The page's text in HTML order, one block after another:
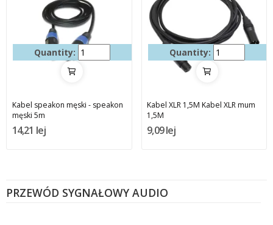
PRZEWÓD SYGNAŁOWY AUDIO
Quantity:
Kabel speakon męski - speakon
męski 5m
14,21 lej
Quantity:
Kabel XLR 1,5M Kabel XLR mum
1,5M
9,09 lej